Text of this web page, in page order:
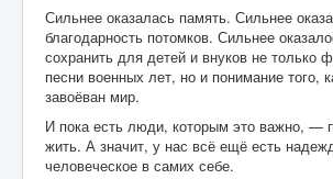
Сильнее оказалась память. Сильнее
благодарность потомков. Сильнее
сохранить для детей и внуков не только
песни военных лет, но и понимание того,
завоёван мир.
И пока есть люди, которым это важно, —
жить. А значит, у нас всё ещё есть
человеческое в самих себе.